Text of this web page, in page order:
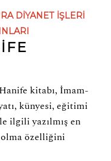
DIYANET İŞLERI
kitabı, İmam-
künyesi, eğitimi
ilgili yazılmış en
özelliğini